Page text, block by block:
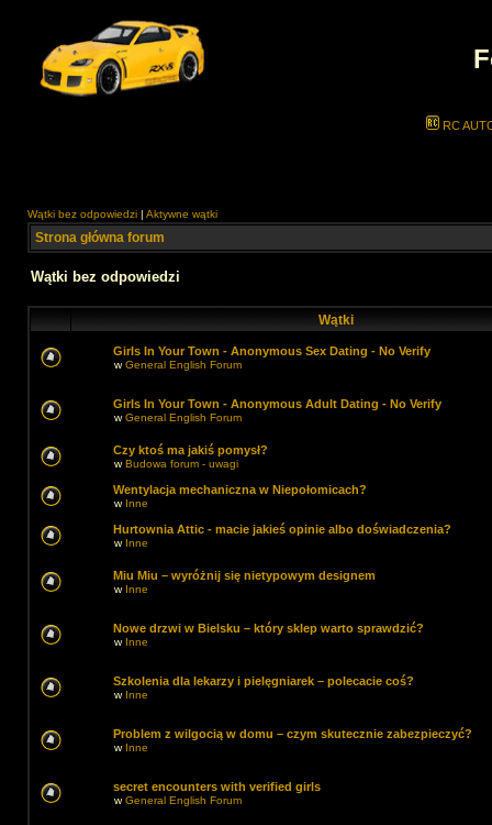
RC
Wątki bez odpowiedzi | Aktywne wątki
Strona główna forum
Wątki bez odpowiedzi
Wątki
Girls In Your Town - Anonymous Sex Dating - No Verify
wGeneral English Forum
Girls In Your Town - Anonymous Adult Dating - No Verify
wGeneral English Forum
Czy ktoś ma jakiś pomysł?
wBudowa forum - uwagi
Wentylacja mechaniczna w Niepołomicach?
w Inne
Hurtownia Attic - macie jakieś opinie albo doświadczenia?
w Inne
Miu Miu – wyróżnij się nietypowym designem
w Inne
Nowe drzwi w Bielsku – który sklep warto sprawdzić?
w Inne
Szkolenia dla lekarzy i pielęgniarek – polecacie coś?
w Inne
Problem z wilgocią w domu – czym skutecznie zabezpieczyć?
w Inne
secret encounters with verified girls
wGeneral English Forum